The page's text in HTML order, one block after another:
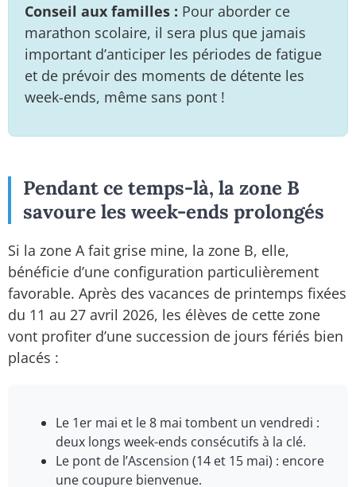
Conseil aux familles : Pour aborder ce
marathon scolaire, il sera plus que jamais
important d’anticiper les périodes de fatigue
et de prévoir des moments de détente les
week-ends, même sans pont !
Pendant ce temps-là, la zone B
savoure les week-ends prolongés
Si la zone A fait grise mine, la zone B, elle,
bénéficie d’une configuration particulièrement
favorable. Après des vacances de printemps fixées
du 11 au 27 avril 2026, les élèves de cette zone
vont profiter d’une succession de jours fériés bien
placés :
Le 1er mai et le 8 mai tombent un vendredi :
deux longs week-ends consécutifs à la clé.
Le pont de l’Ascension (14 et 15 mai) : encore
une coupure bienvenue.